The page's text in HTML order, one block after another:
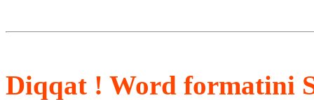
Diqqat ! Word formatini